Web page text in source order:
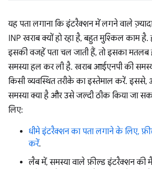
यह पता लगाना कि इंटरैक्शन में लगने वाले
INP खराब क्यों हो रहा है, बहुत मुश्किल काम
इसकी वजहें पता चल जाती हैं, तो इसका
समस्या हल कर ली है. खराब आईएनपी की
किसी व्यवस्थित तरीके का इस्तेमाल करें.
समस्या क्या है और उसे जल्दी ठीक किया जा
लिए:
धीमे इंटरैक्शन का पता लगाने के लिए,
करें.
लैब में, समस्या वाले फ़ील्ड इंटरैक्शन की